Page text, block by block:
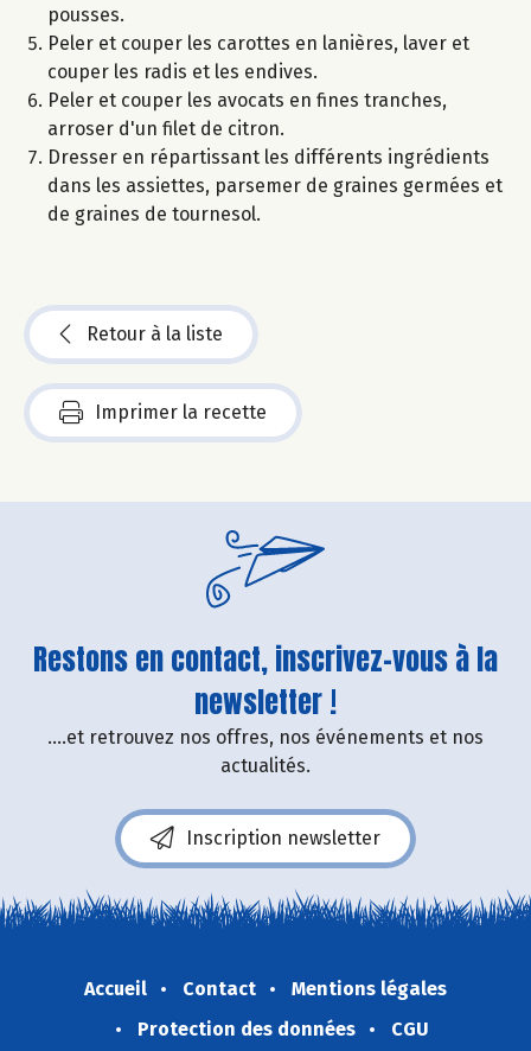
pousses.
Peler et couper les carottes en lanières, laver et
couper les radis et les endives.
Peler et couper les avocats en fines tranches,
arroser d'un filet de citron.
Dresser en répartissant les différents ingrédients
dans les assiettes, parsemer de graines germées et
de graines de tournesol.
Retour à la liste
Imprimer la recette
Restons en contact, inscrivez-vous à la
newsletter !
....et retrouvez nos offres, nos événements et nos
actualités.
Inscription newsletter
Accueil Contact
Mentions légales
Protection des données
CGU